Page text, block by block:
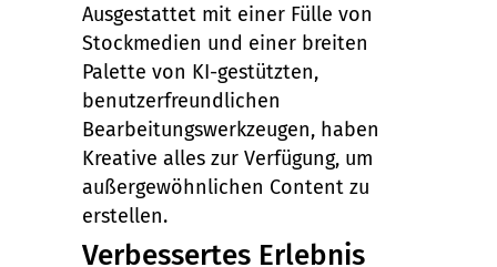
Ausgestattet mit einer Fülle von
Stockmedien und einer breiten
Palette von KI-gestützten,
benutzerfreundlichen
Bearbeitungswerkzeugen, haben
Kreative alles zur Verfügung, um
außergewöhnlichen Content zu
erstellen.
Verbessertes Erlebnis